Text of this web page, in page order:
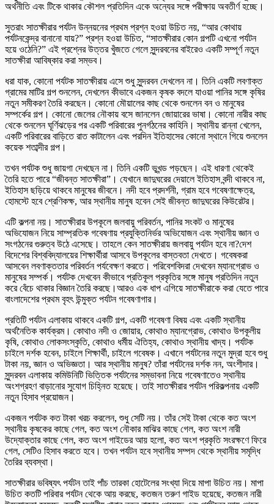
অর্থনীতি এবং টিকে থাকার কৌশল প্রতিদিন একে অন্যের সঙ্গে পরীক্ষায় অবতীর্ণ হচ্ছে।
সুতরাং সাতক্ষীরার পর্যটন উন্নয়নের প্রথম প্রশ্ন হওয়া উচিত নয়, “আর কোথায়
পর্যটনকেন্দ্র বানানো যায়?” প্রশ্ন হওয়া উচিত, “সাতক্ষীরার কোন গল্পটি এখনো পর্যটন
হয়ে ওঠেনি?” এই প্রশ্নের উত্তর খুঁজতে গেলে সুন্দরবনের বাইরেও একটি সম্পূর্ণ নতুন
সাতক্ষীরা আবিষ্কার করা সম্ভব।
ধরা যাক, কোনো পর্যটক সাতক্ষীরায় এসে শুধু সুন্দরবন দেখলেন না। তিনি একটি লবণাক্ত
গ্রামের মাটির গল্প শুনলেন, দেখলেন কীভাবে একজন কৃষক বদলে যাওয়া পানির সঙ্গে কৃষির
নতুন সমীকরণ তৈরি করছেন। কোনো মৌয়ালের কাছ থেকে শুনলেন বন ও মানুষের
সম্পর্কের গল্প। কোনো জেলের নৌকায় বসে জানলেন জোয়ারের ভাষা। কোনো নারীর কাছ
থেকে শুনলেন ঘূর্ণিঝড়ের পর একটি পরিবারের পুনর্গঠনের কাহিনি। স্থানীয় রান্না খেলেন,
একটি পরিবারের বাড়িতে রাত কাটালেন এবং পরদিন ইতিহাসের কোনো স্থানে গিয়ে শুনলেন
কয়েক শতাব্দীর গল্প।
তখন পর্যটক শুধু জায়গা দেখছেন না। তিনি একটি ভূখন্ড পড়ছেন। এই ধারণা থেকেই
তৈরি হতে পারে “জীবন্ত সাতক্ষীরা”। যেখানে জাদুঘরের দেয়ালে ইতিহাস বন্দী থাকবে না,
ইতিহাস ছড়িয়ে থাকবে মানুষের জীবনে। নদী হবে প্রদর্শনী, গ্রাম হবে গবেষণাক্ষেত্র,
হোমস্টে হবে শ্রেণিকক্ষ, আর স্থানীয় মানুষ হবেন সেই জীবন্ত জাদুঘরের কিউরেটর।
এটি কল্পনা নয়। সাতক্ষীরার উপকূলে জলবায়ু পরিবর্তন, পানির সংকট ও মানুষের
অভিযোজন নিয়ে সাম্প্রতিক গবেষণায় প্রযুক্তিনির্ভর অভিযোজন এবং স্থানীয় জ্ঞান ও
সংগঠনের গুরুত্ব উঠে এসেছে। তাহলে কেন সাতক্ষীরায় জলবায়ু পর্যটন হবে না?দেশ
বিদেশের বিশ্ববিদ্যালয়ের শিক্ষার্থীরা আসবে উপকূলের বাস্তবতা দেখতে। গবেষকরা
আসবেন লবণাক্ততার পরিবর্তন পর্যবেক্ষণ করতে। পরিবেশবিদরা দেখবেন ম্যানগ্রোভ ও
মানুষের সম্পর্ক। পর্যটক দেখবেন কীভাবে প্রতিকূল প্রকৃতির সঙ্গে মানুষ প্রতিদিন নতুন
করে বেঁচে থাকার বিজ্ঞান তৈরি করছে।আরও এক ধাপ এগিয়ে সাতক্ষীরাকে করা যেতে পারে
বাংলাদেশের প্রথম বৃহৎ উন্মুক্ত পর্যটন গবেষণাগার।
প্রতিটি পর্যটন এলাকায় থাকবে একটি গল্প, একটি গবেষণা বিষয় এবং একটি স্থানীয়
অর্থনৈতিক কার্যক্রম। কোথাও নদী ও জোয়ার, কোথাও ম্যানগ্রোভ, কোথাও উপকূলীয়
কৃষি, কোথাও লোকসংস্কৃতি, কোথাও ধর্মীয় ঐতিহ্য, কোথাও স্থানীয় খাদ্য। পর্যটক
চাইলে দর্শক হবেন, চাইলে শিক্ষার্থী, চাইলে গবেষক। এখানে পর্যটনের নতুন মুদ্রা হবে শুধু
টাকা নয়, জ্ঞান ও অভিজ্ঞতা। আর স্থানীয় মানুষ? তাঁরা পর্যটনের দর্শক নন, অংশীদার।
সুন্দরবন এলাকায় কমিউনিটি ভিত্তিক পর্যটনের সম্ভাবনা নিয়ে গবেষণাতেও স্থানীয়
অংশগ্রহণ বাড়ানোর সুযোগ চিহ্নিত হয়েছে। তাই সাতক্ষীরার পর্যটন পরিকল্পনায় একটি
নতুন হিসাব প্রয়োজন।
একজন পর্যটক কত টাকা খরচ করলেন, শুধু সেটি নয়। তাঁর সেই টাকা থেকে কত অংশ
স্থানীয় কৃষকের কাছে গেল, কত অংশ নৌকার মাঝির কাছে গেল, কত অংশ নারী
উদ্যোক্তার কাছে গেল, কত অংশ গাইডের আয় হলো, কত অংশ প্রকৃতি সংরক্ষণে ফিরে
গেল, সেটিও হিসাব করতে হবে। তখন পর্যটন হবে স্থানীয় সম্পদ থেকে স্থানীয় সমৃদ্ধি
তৈরির ব্যবস্থা।
সাতক্ষীরার ভবিষ্যৎ পর্যটন তাই পাঁচ তারকা হোটেলের সংখ্যা দিয়ে মাপা উচিত নয়। মাপা
উচিত কতটি পরিবার পর্যটন থেকে আয় করছে, কতজন তরুণ গাইড হয়েছে, কতজন নারী